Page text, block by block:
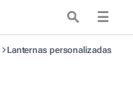
☰
Lanternas personalizadas